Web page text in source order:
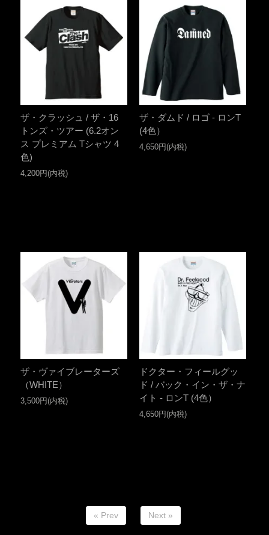
ザ・クラッシュ / ザ・16
トンズ・ツアー (6.2オン
ス プレミアム Tシャツ 4
色)
4,200円(内税)
ザ・ダムド / ロゴ - ロンT
(4色）
4,650円(内税)
ザ・ヴァイブレーターズ
（WHITE）
3,500円(内税)
ドクター・フィールグッ
ド / バック・イン・ザ・ナ
イト - ロンT (4色）
4,650円(内税)
« Prev Next »